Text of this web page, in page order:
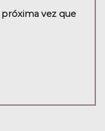
vez que